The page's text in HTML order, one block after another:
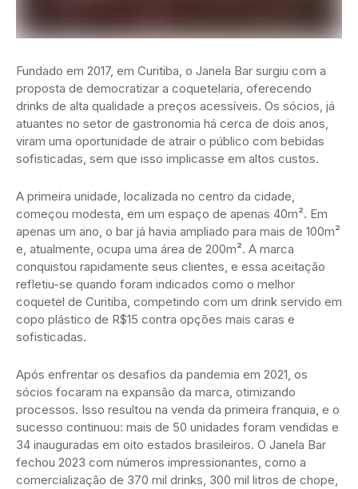
Fundado em 2017, em Curitiba, o Janela Bar surgiu com a
proposta de democratizar a coquetelaria, oferecendo
drinks de alta qualidade a preços acessíveis. Os sócios, já
atuantes no setor de gastronomia há cerca de dois anos,
viram uma oportunidade de atrair o público com bebidas
sofisticadas, sem que isso implicasse em altos custos.
A primeira unidade, localizada no centro da cidade,
começou modesta, em um espaço de apenas 40m². Em
apenas um ano, o bar já havia ampliado para mais de 100m²
e, atualmente, ocupa uma área de 200m². A marca
conquistou rapidamente seus clientes, e essa aceitação
refletiu-se quando foram indicados como o melhor
coquetel de Curitiba, competindo com um drink servido em
copo plástico de R$15 contra opções mais caras e
sofisticadas.
Após enfrentar os desafios da pandemia em 2021, os
sócios focaram na expansão da marca, otimizando
processos. Isso resultou na venda da primeira franquia, e o
sucesso continuou: mais de 50 unidades foram vendidas e
34 inauguradas em oito estados brasileiros. O Janela Bar
fechou 2023 com números impressionantes, como a
comercialização de 370 mil drinks, 300 mil litros de chope,